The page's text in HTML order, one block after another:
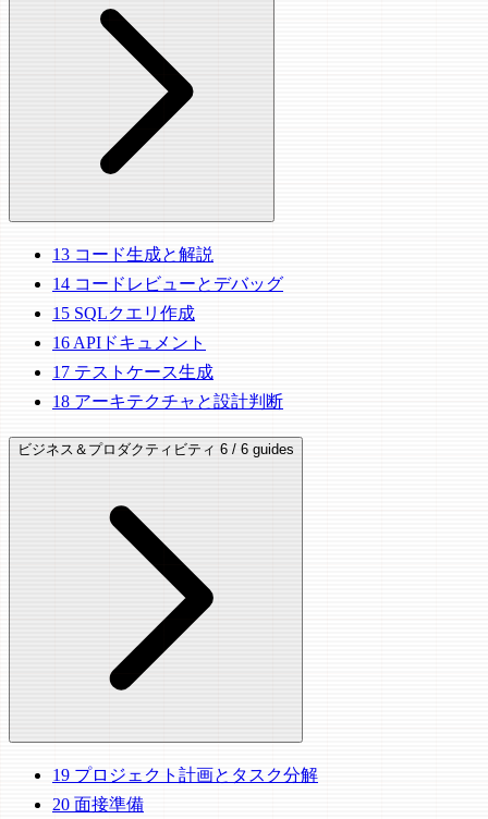
13 コード生成と解説
14 コードレビューとデバッグ
15 SQLクエリ作成
16 APIドキュメント
17 テストケース生成
18 アーキテクチャと設計判断
ビジネス＆プロダクティビティ 6 / 6 guides
19 プロジェクト計画とタスク分解
20 面接準備